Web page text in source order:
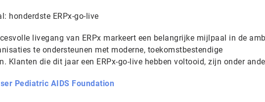
honderdste ERPx-go-live
livegang van ERPx markeert een belangrijke mijlpaal in de
te ondersteunen met moderne, toekomstbestendige
Klanten die dit jaar een ERPx-go-live hebben voltooid, zijn onder
Pediatric AIDS Foundation